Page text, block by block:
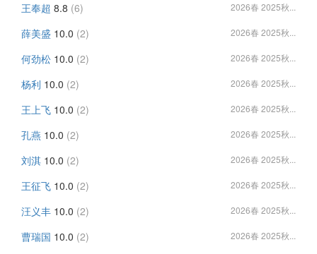
王奉超 8.8 (6) 2026春 2025秋...
薛美盛 10.0 (2) 2026春 2025秋...
何劲松 10.0 (2) 2026春 2025秋...
杨利 10.0 (2) 2026春 2025秋...
王上飞 10.0 (2) 2026春 2025秋...
孔燕 10.0 (2) 2026春 2025秋...
刘淇 10.0 (2) 2026春 2025秋...
王征飞 10.0 (2) 2026春 2025秋...
汪义丰 10.0 (2) 2026春 2025秋...
曹瑞国 10.0 (2) 2026春 2025秋...